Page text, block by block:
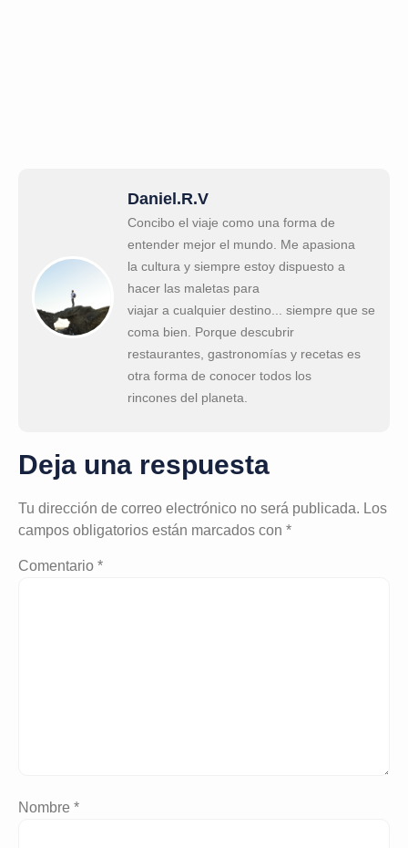
Daniel.R.V
Concibo el viaje como una forma de
entender mejor el mundo. Me apasiona
la cultura y siempre estoy dispuesto a
hacer las maletas para
viajar a cualquier destino... siempre que se
coma bien. Porque descubrir
restaurantes, gastronomías y recetas es
otra forma de conocer todos los
rincones del planeta.
Deja una respuesta
Tu dirección de correo electrónico no será publicada. Los
campos obligatorios están marcados con *
Comentario *
Nombre *